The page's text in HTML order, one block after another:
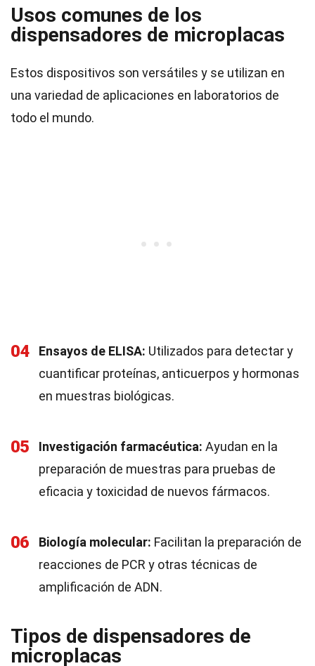
Usos comunes de los
dispensadores de microplacas
Estos dispositivos son versátiles y se utilizan en
una variedad de aplicaciones en laboratorios de
todo el mundo.
04 Ensayos de ELISA: Utilizados para detectar y
cuantificar proteínas, anticuerpos y hormonas
en muestras biológicas.
05 Investigación farmacéutica: Ayudan en la
preparación de muestras para pruebas de
eficacia y toxicidad de nuevos fármacos.
06 Biología molecular: Facilitan la preparación de
reacciones de PCR y otras técnicas de
amplificación de ADN.
Tipos de dispensadores de
microplacas